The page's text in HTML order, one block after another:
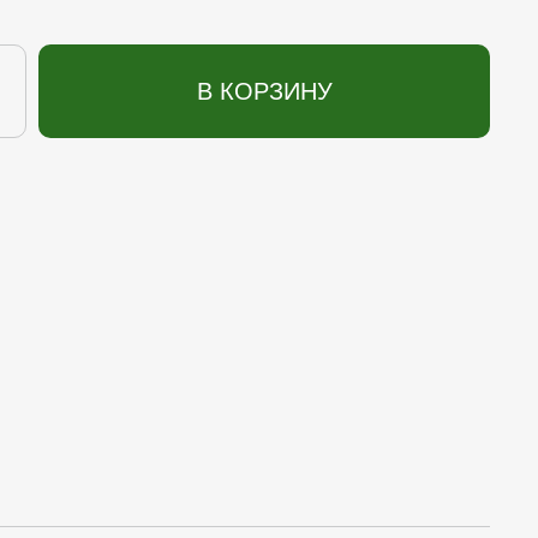
В КОРЗИНУ